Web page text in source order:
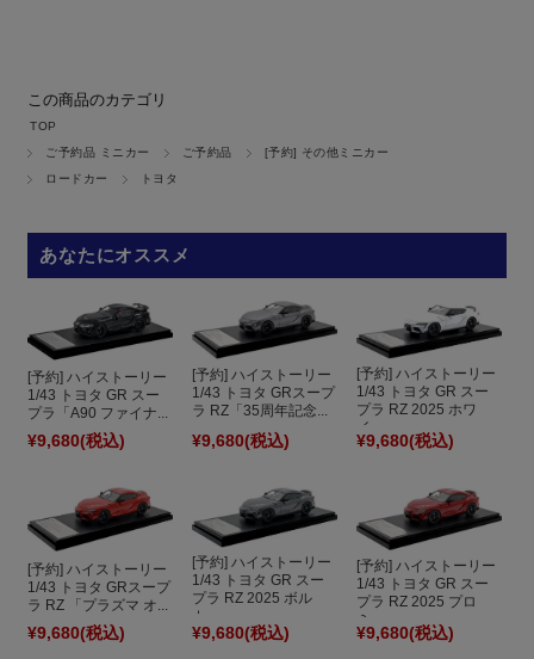
この商品のカテゴリ
TOP
ご予約品 ミニカー
ご予約品
[予約] その他ミニカー
ロードカー
トヨタ
あなたにオススメ
[予約] ハイストーリー
1/43 トヨタ GR スー
プラ「A90 ファイナ...
¥9,680(税込)
[予約] ハイストーリー
1/43 トヨタ GRスープ
ラ RZ「35周年記念...
¥9,680(税込)
[予約] ハイストーリー
1/43 トヨタ GR スー
プラ RZ 2025 ホワ
イ...
¥9,680(税込)
[予約] ハイストーリー
1/43 トヨタ GRスープ
ラ RZ 「プラズマ オ...
¥9,680(税込)
[予約] ハイストーリー
1/43 トヨタ GR スー
プラ RZ 2025 ボル
カ...
¥9,680(税込)
[予約] ハイストーリー
1/43 トヨタ GR スー
プラ RZ 2025 プロ
ミ...
¥9,680(税込)